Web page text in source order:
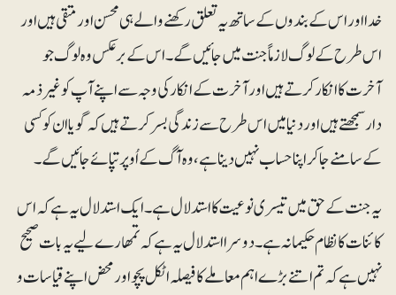
خدا اور اس کے بندوں کے ساتھ یہ تعلق رکھنے والے ہی محسن اور متقی ہیں اور
اس طرح کے لوگ لازماً جنت میں جائیں گے۔ اس کے برعکس وہ لوگ جو
آخرت کا انکار کرتے ہیں اور آخرت کے انکار کی وجہ سے اپنے آپ کو غیرذمہ
دار سمجھتے ہیں اور دنیا میں اس طرح سے زندگی بسر کرتے ہیں کہ گویا ان کو کسی
کے سامنے جاکر اپنا حساب نہیں دینا ہے، وہ آگ کے اُوپر تپائے جائیں گے۔
یہ جنت کے حق میں تیسری نوعیت کا استدلال ہے۔ ایک استدلال یہ ہے کہ اس
کائنات کا نظام حکیمانہ ہے۔ دوسرا استدلال یہ ہے کہ تمھارے لیے یہ بات صحیح
نہیں ہے کہ تم اتنے بڑے اہم معاملے کا فیصلہ اٹکل پچو اور محض اپنے قیاسات و